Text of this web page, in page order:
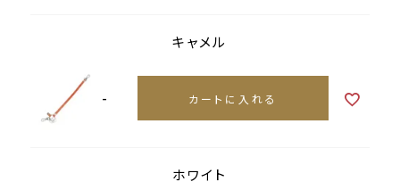
キャメル
- カートに入れる
ホワイト